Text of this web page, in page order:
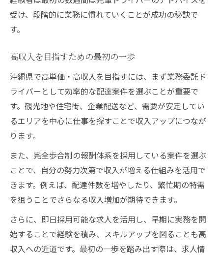
受け、段階的に業務に慣れていくことが成功の秘訣で
す。
高収入を目指すための最初の一歩
沖縄県で高単価・高収入を目指すには、まず業務委託ド
ライバーとして効率的な配達案件を選ぶことが重要で
す。観光地や住宅街、企業配送など、需要が安定してい
るエリアを中心に仕事を探すことで収入アップにつなが
ります。
また、完全歩合制の報酬体系を採用している案件を選ぶ
ことで、自分の努力次第で収入が増える仕組みを活用で
きます。例えば、配達件数を増やしたり、繁忙期の特需
を狙うことでさらなる収入増加が期待できます。
さらに、即日採用可能な求人を活用し、早期に実務を開
始することで経験を積み、スキルアップを図ることも高
収入への近道です。最初の一歩を踏み出す際は、求人情